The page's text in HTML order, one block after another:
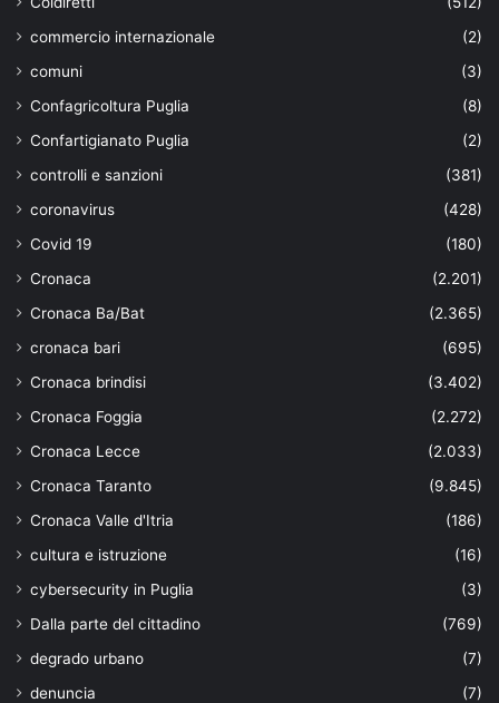
commercio internazionale
(2)
comuni
(3)
Confagricoltura Puglia
(8)
Confartigianato Puglia
(2)
controlli e sanzioni
(381)
coronavirus
(428)
Covid 19
(180)
Cronaca
(2.201)
Cronaca Ba/Bat
(2.365)
cronaca bari
(695)
Cronaca brindisi
(3.402)
Cronaca Foggia
(2.272)
Cronaca Lecce
(2.033)
Cronaca Taranto
(9.845)
Cronaca Valle d'Itria
(186)
cultura e istruzione
(16)
cybersecurity in Puglia
(3)
Dalla parte del cittadino
(769)
degrado urbano
(7)
denuncia
(7)